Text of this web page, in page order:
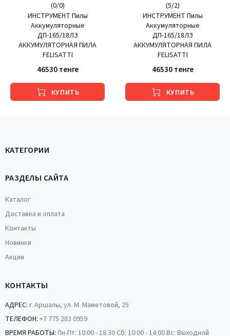
(0/0)
ИНСТРУМЕНТ Пилы
Аккумуляторные
ДП-165/18ЛЗ
АККУМУЛЯТОРНАЯ ПИЛА
FELISATTI
46530 тенге
КУПИТЬ
(5/2)
ИНСТРУМЕНТ Пилы
Аккумуляторные
ДП-165/18ЛЗ
АККУМУЛЯТОРНАЯ ПИЛА
FELISATTI
46530 тенге
КУПИТЬ
КАТЕГОРИИ
РАЗДЕЛЫ САЙТА
Каталог
Доставка и оплата
Контакты
Новинки
Акции
КОНТАКТЫ
АДРЕС: г. Аршалы, ул. М. Маметовой, 25
ТЕЛЕФОН: +7 775 283 0959
ВРЕМЯ РАБОТЫ: Пн-Пт: 10:00 - 18:30 Сб: 10:00 - 14:00 Вс: Выходной